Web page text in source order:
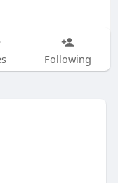
Following